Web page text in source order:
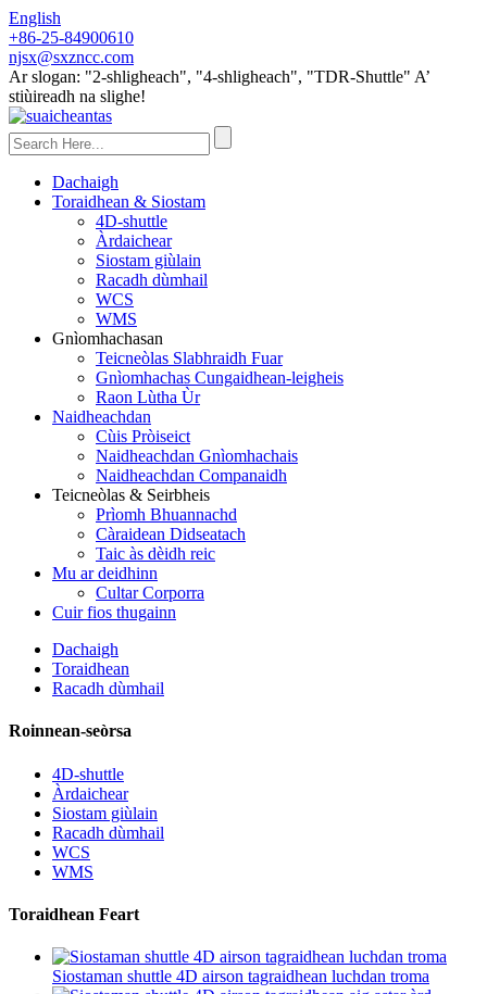
English
+86-25-84900610
njsx@sxzncc.com
Ar slogan: "2-shligheach", "4-shligheach", "TDR-Shuttle" A’
stiùireadh na slighe!
Dachaigh
Toraidhean & Siostam
4D-shuttle
Àrdaichear
Siostam giùlain
Racadh dùmhail
WCS
WMS
Gnìomhachasan
Teicneòlas Slabhraidh Fuar
Gnìomhachas Cungaidhean-leigheis
Raon Lùtha Ùr
Naidheachdan
Cùis Pròiseict
Naidheachdan Gnìomhachais
Naidheachdan Companaidh
Teicneòlas & Seirbheis
Prìomh Bhuannachd
Càraidean Didseatach
Taic às dèidh reic
Mu ar deidhinn
Cultar Corporra
Cuir fios thugainn
Dachaigh
Toraidhean
Racadh dùmhail
Roinnean-seòrsa
4D-shuttle
Àrdaichear
Siostam giùlain
Racadh dùmhail
WCS
WMS
Toraidhean Feart
Siostaman shuttle 4D airson tagraidhean luchdan troma